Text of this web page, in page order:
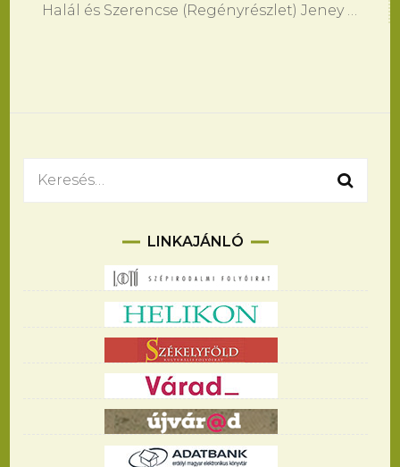
Halál és Szerencse (Regényrészlet) Jeney …
Keresés:
LINKAJÁNLÓ